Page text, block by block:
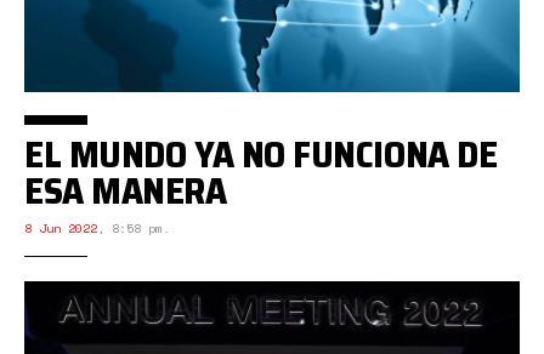
EL MUNDO YA NO FUNCIONA DE
ESA MANERA
8 Jun 2022, 8:58 pm.